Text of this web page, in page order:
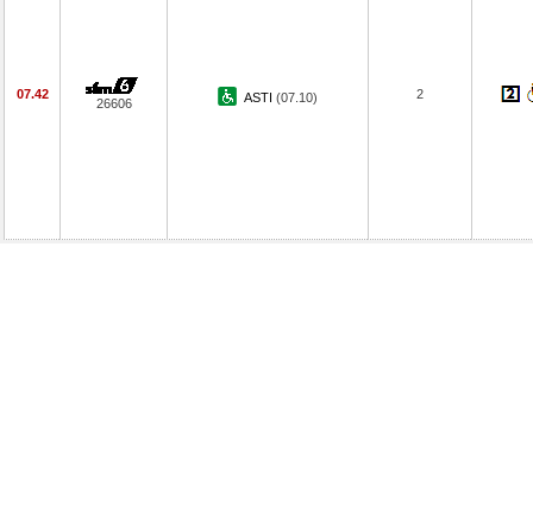
07.42
26606 ASTI (07.10) 2